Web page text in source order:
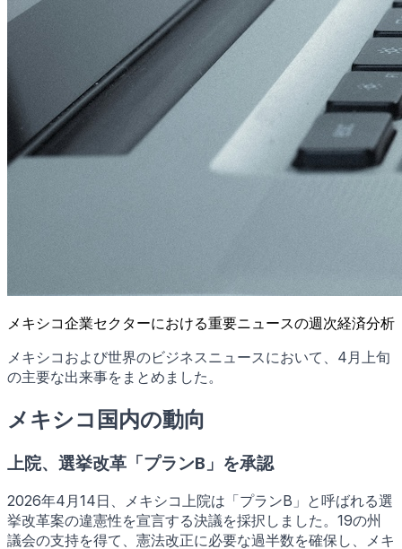
メキシコ企業セクターにおける重要ニュースの週次経済分析
メキシコおよび世界のビジネスニュースにおいて、4月上旬
の主要な出来事をまとめました。
メキシコ国内の動向
上院、選挙改革「プランB」を承認
2026年4月14日、メキシコ上院は「プランB」と呼ばれる選
挙改革案の違憲性を宣言する決議を採択しました。19の州
議会の支持を得て、憲法改正に必要な過半数を確保し、メキ